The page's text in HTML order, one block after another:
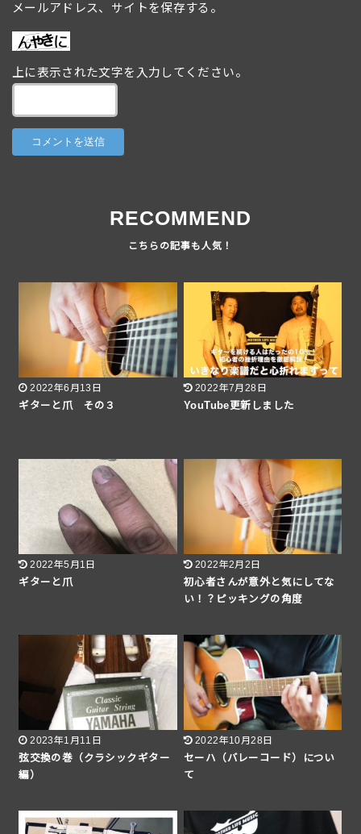
メールアドレス、サイトを保存する。
上に表示された文字を入力してください。
RECOMMEND
2022年6月13日
ギターと爪 その３
2022年7月28日
YouTube更新しました
2022年5月1日
ギターと爪
2022年2月2日
初心者さんが意外と気にしてな
い！？ピッキングの角度
2023年1月11日
弦交換の巻（クラシックギター
編）
2022年10月28日
セーハ（バレーコード）につい
て